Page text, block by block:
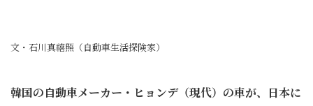
文・石川真禧照（自動車生活探険家）
韓国の自動車メーカー・ヒョンデ（現代）の車が、日本に